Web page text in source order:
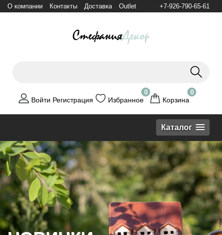
О компании Контакты Доставка +7-926-790-65-61
Outlet
Войти Регистрация Избранное
0
Корзина
0
Каталог